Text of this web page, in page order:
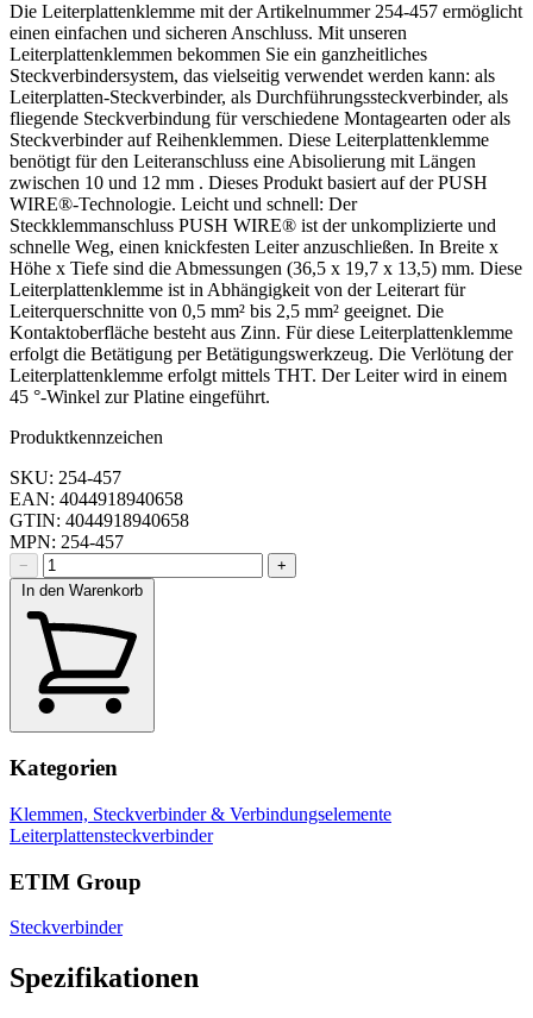
Die Leiterplattenklemme mit der Artikelnummer 254-457 ermöglicht
einen einfachen und sicheren Anschluss. Mit unseren
Leiterplattenklemmen bekommen Sie ein ganzheitliches
Steckverbindersystem, das vielseitig verwendet werden kann: als
Leiterplatten-Steckverbinder, als Durchführungssteckverbinder, als
fliegende Steckverbindung für verschiedene Montagearten oder als
Steckverbinder auf Reihenklemmen. Diese Leiterplattenklemme
benötigt für den Leiteranschluss eine Abisolierung mit Längen
zwischen 10 und 12 mm . Dieses Produkt basiert auf der PUSH
WIRE®-Technologie. Leicht und schnell: Der
Steckklemmanschluss PUSH WIRE® ist der unkomplizierte und
schnelle Weg, einen knickfesten Leiter anzuschließen. In Breite x
Höhe x Tiefe sind die Abmessungen (36,5 x 19,7 x 13,5) mm. Diese
Leiterplattenklemme ist in Abhängigkeit von der Leiterart für
Leiterquerschnitte von 0,5 mm² bis 2,5 mm² geeignet. Die
Kontaktoberfläche besteht aus Zinn. Für diese Leiterplattenklemme
erfolgt die Betätigung per Betätigungswerkzeug. Die Verlötung der
Leiterplattenklemme erfolgt mittels THT. Der Leiter wird in einem
45 °-Winkel zur Platine eingeführt.
Produktkennzeichen
SKU: 254-457
EAN: 4044918940658
GTIN: 4044918940658
MPN: 254-457
−
+
In den Warenkorb
Kategorien
Klemmen, Steckverbinder & Verbindungselemente
Leiterplattensteckverbinder
ETIM Group
Steckverbinder
Spezifikationen